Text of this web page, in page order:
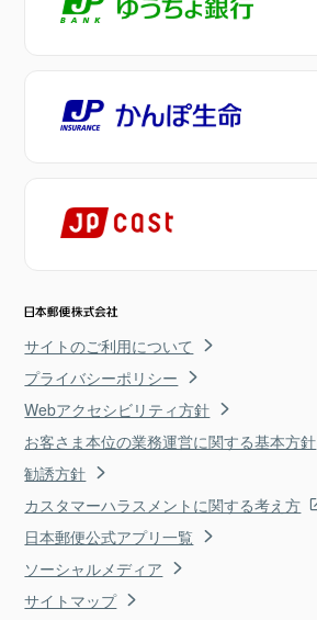
サイトのご利用について
プライバシーポリシー
Webアクセシビリティ方針
お客さま本位の業務運営に関する基本方針
勧誘方針
カスタマーハラスメントに関する考え方
日本郵便公式アプリ一覧
ソーシャルメディア
サイトマップ